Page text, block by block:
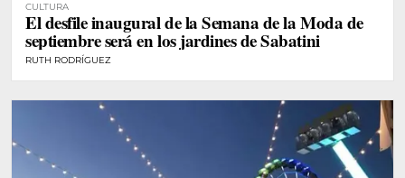
CULTURA
El desfile inaugural de la Semana de la Moda de
septiembre será en los jardines de Sabatini
RUTH RODRÍGUEZ